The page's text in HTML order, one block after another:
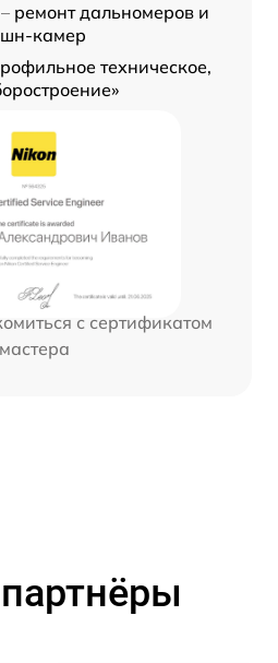
ремонт дальномеров и
камер
техническое,
с сертификатом
мастера